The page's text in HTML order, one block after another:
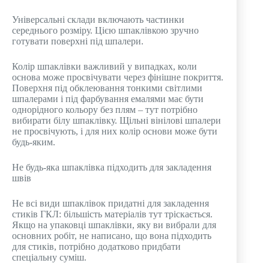
Універсальні склади включають частинки
середнього розміру. Цією шпаклівкою зручно
готувати поверхні під шпалери.
Колір шпаклівки важливий у випадках, коли
основа може просвічувати через фінішне покриття.
Поверхня під обклеювання тонкими світлими
шпалерами і під фарбування емалями має бути
однорідного кольору без плям – тут потрібно
вибирати білу шпаклівку. Щільні вінілові шпалери
не просвічують, і для них колір основи може бути
будь-яким.
Не будь-яка шпаклівка підходить для закладення
швів
Не всі види шпаклівок придатні для закладення
стиків ГКЛ: більшість матеріалів тут тріскається.
Якщо на упаковці шпаклівки, яку ви вибрали для
основних робіт, не написано, що вона підходить
для стиків, потрібно додатково придбати
спеціальну суміш.